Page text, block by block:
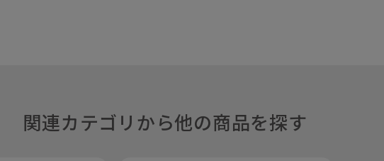
関連カテゴリから他の商品を探す